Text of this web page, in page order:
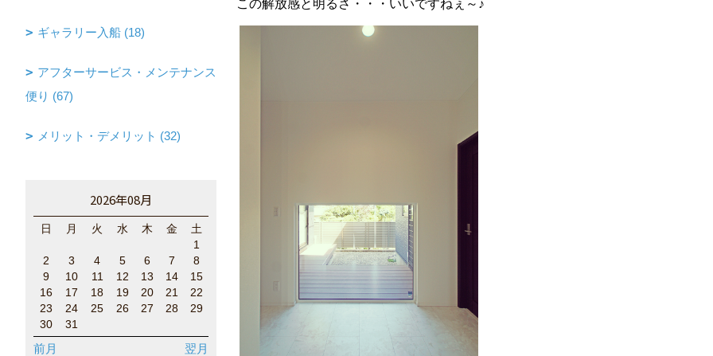
この解放感と明るさ・・・いいですねぇ～♪
ギャラリー入船 (18)
アフターサービス・メンテナンス
便り (67)
メリット・デメリット (32)
2026年08月
日 月 火 水 木 金
土
1
2
3 4 5 6 7
8
9
10 11 12 13 14
15
16
17 18 19 20 21
22
23
24 25 26 27 28
29
30
31
前月 翌月